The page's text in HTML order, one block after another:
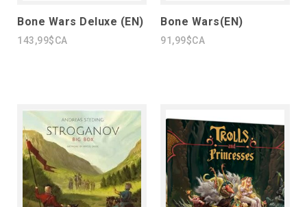
Bone Wars Deluxe (EN)
143,99$CA
Bone Wars(EN)
91,99$CA